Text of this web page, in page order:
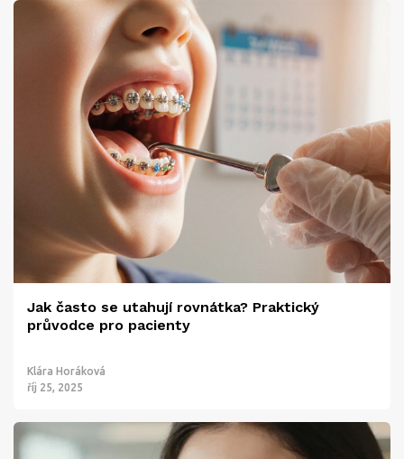
Jak často se utahují rovnátka? Praktický
průvodce pro pacienty
Klára Horáková
říj 25, 2025